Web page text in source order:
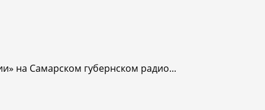
на Самарском губернском радио...